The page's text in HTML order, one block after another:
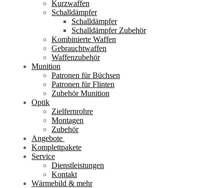
Kurzwaffen
Schalldämpfer
Schalldämpfer
Schalldämpfer Zubehör
Kombinierte Waffen
Gebrauchtwaffen
Waffenzubehör
Munition
Patronen für Büchsen
Patronen für Flinten
Zubehör Munition
Optik
Zielfernrohre
Montagen
Zubehör
Angebote
Komplettpakete
Service
Dienstleistungen
Kontakt
Wärmebild & mehr